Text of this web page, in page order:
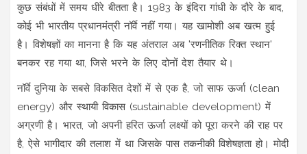
कुछ संबंधों में समय धीरे बीतता है। 1983 के इंदिरा गांधी के दौरे के बाद,
कोई भी भारतीय प्रधानमंत्री नॉर्वे नहीं गया। यह खामोशी अब खत्म हुई
है। विशेषज्ञों का मानना है कि यह अंतराल अब 'रणनीतिक रिक्त स्थान'
बनकर रह गया था, जिसे भरने के लिए दोनों देश तैयार थे।
नॉर्वे दुनिया के सबसे विकसित देशों में से एक है, जो साफ ऊर्जा (clean
energy) और स्थायी विकास (sustainable development) में
अग्रणी है। भारत, जो अपनी हरित ऊर्जा लक्ष्यों को पूरा करने की राह पर
है, ऐसे भागीदार की तलाश में था जिसके पास तकनीकी विशेषज्ञता हो। मोदी